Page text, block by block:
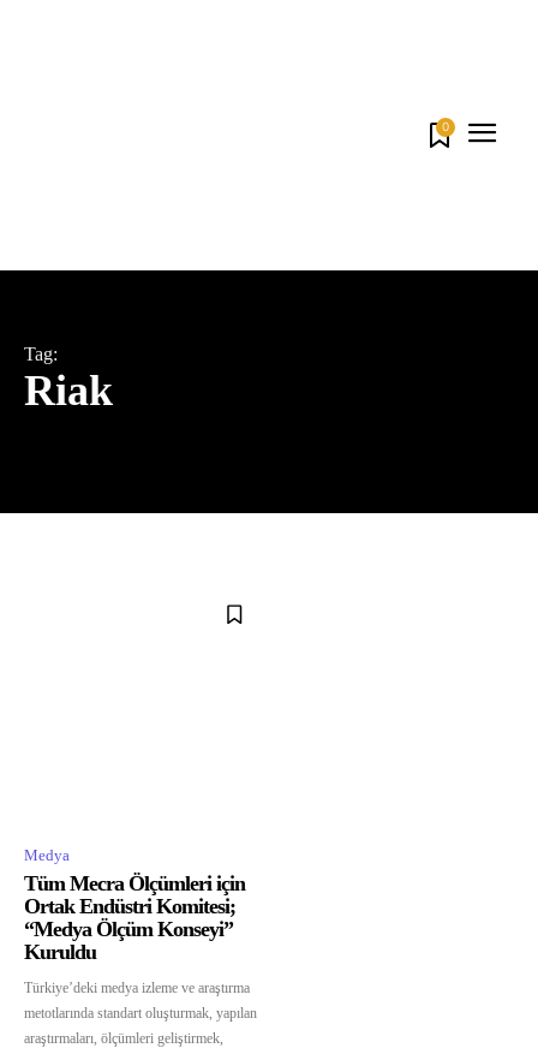
0
Tag:
Riak
Medya
Tüm Mecra Ölçümleri için
Ortak Endüstri Komitesi;
“Medya Ölçüm Konseyi”
Kuruldu
Türkiye’deki medya izleme ve araştırma
metotlarında standart oluşturmak, yapılan
araştırmaları, ölçümleri geliştirmek,